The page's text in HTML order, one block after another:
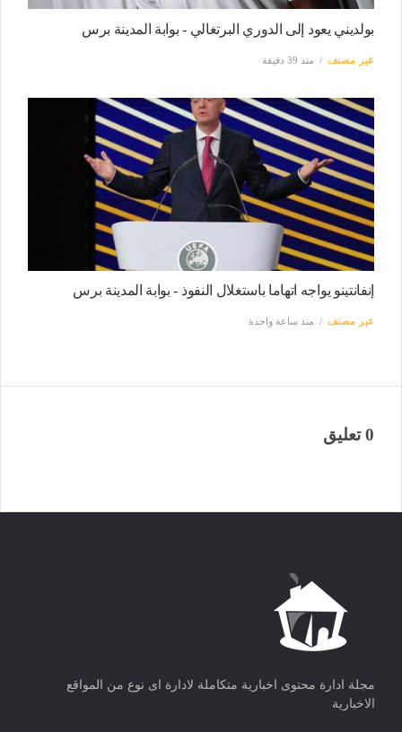
بولديني يعود إلى الدوري البرتغالي - بوابة المدينة برس
غير مصنف منذ 39 دقيقة
إنفانتينو يواجه اتهاما باستغلال النفوذ - بوابة المدينة برس
غير مصنف منذ ساعة واحدة
0 تعليق
مجلة ادارة محتوى اخبارية متكاملة لادارة اى نوع من المواقع
الاخبارية